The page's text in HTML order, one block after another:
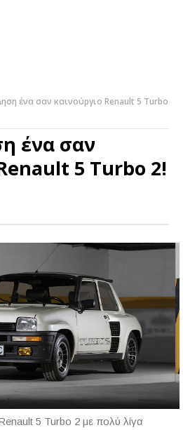
ένα σαν καινούργιο Renault 5 Turbo
ένα σαν
5 Turbo 2!
5 Turbo 2 με πολύ λίγα